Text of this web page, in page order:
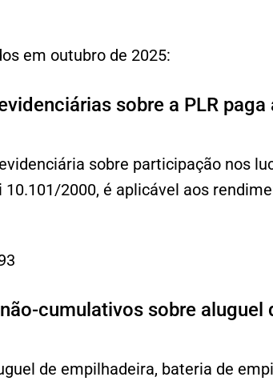
em outubro de 2025:
sobre a PLR paga
sobre participação nos
2000, é aplicável aos
cumulativos sobre aluguel
de empilhadeira, bateria de